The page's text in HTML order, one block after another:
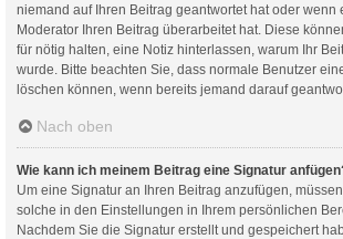
niemand auf Ihren Beitrag geantwortet hat oder wenn
Moderator Ihren Beitrag überarbeitet hat. Diese
für nötig halten, eine Notiz hinterlassen, warum Ihr
wurde. Bitte beachten Sie, dass normale Benutzer
löschen können, wenn bereits jemand darauf
Nach oben
Wie kann ich meinem Beitrag eine Signatur
Um eine Signatur an Ihren Beitrag anzufügen,
solche in den Einstellungen in Ihrem persönlichen
Nachdem Sie die Signatur erstellt und gespeichert